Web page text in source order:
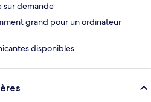
sur demande
grand pour un ordinateur
disponibles